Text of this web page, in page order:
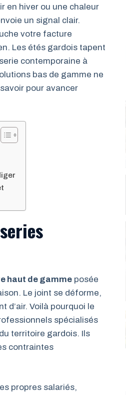
en hiver ou une chaleur
un signal clair.
votre facture
Les étés gardois tapent
contemporaine à
bas de gamme ne
pour avancer
haut de gamme posée
Le joint se déforme,
d’air. Voilà pourquoi le
spécialisés
territoire gardois. Ils
contraintes
propres salariés,